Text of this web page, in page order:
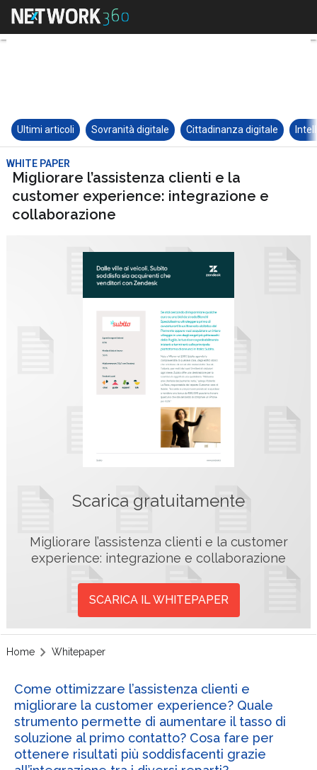
Ultimi articoli Sovranità digitale Cittadinanza digitale
WHITE PAPER
Migliorare l’assistenza clienti e la
customer experience: integrazione e
collaborazione
Scarica gratuitamente
Migliorare l’assistenza clienti e la customer
experience: integrazione e collaborazione
SCARICA IL WHITEPAPER
Home Whitepaper
Come ottimizzare l’assistenza clienti e
migliorare la customer experience? Quale
strumento permette di aumentare il tasso di
soluzione al primo contatto? Cosa fare per
ottenere risultati più soddisfacenti grazie